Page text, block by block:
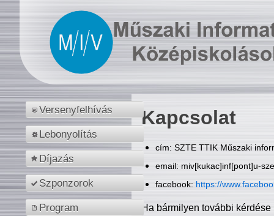
Versenyfelhívás
Lebonyolítás
Díjazás
Szponzorok
Program
Kapcsolat
cím: SZTE TTIK Műszaki
email: miv[kukac]inf[pont]u-
facebook: https://
Ha bármilyen további